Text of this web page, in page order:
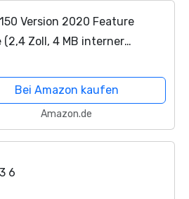
Version 2020 Feature
(2,4 Zoll, 4 MB interner
MicroSD-Karte), 4 MB RAM,
schwarz
Bei Amazon kaufen
Amazon.de
6